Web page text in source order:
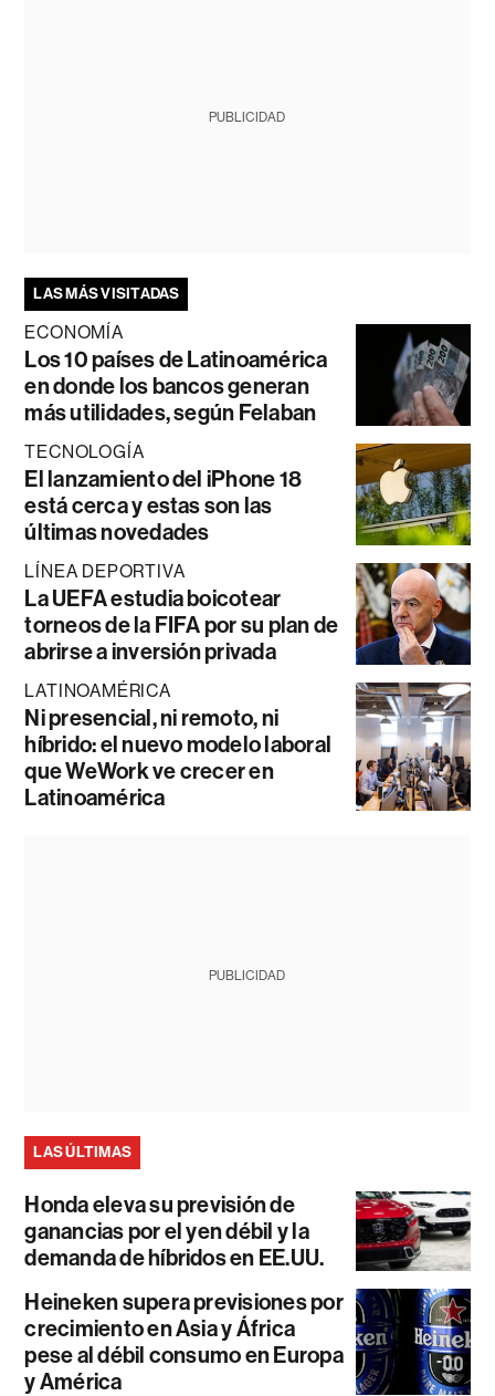
PUBLICIDAD
LAS MÁS VISITADAS
ECONOMÍA
Los 10 países de Latinoamérica
en donde los bancos generan
más utilidades, según Felaban
TECNOLOGÍA
El lanzamiento del iPhone 18
está cerca y estas son las
últimas novedades
LÍNEA DEPORTIVA
La UEFA estudia boicotear
torneos de la FIFA por su plan de
abrirse a inversión privada
LATINOAMÉRICA
Ni presencial, ni remoto, ni
híbrido: el nuevo modelo laboral
que WeWork ve crecer en
Latinoamérica
PUBLICIDAD
LAS ÚLTIMAS
Honda eleva su previsión de
ganancias por el yen débil y la
demanda de híbridos en EE.UU.
Heineken supera previsiones por
crecimiento en Asia y África
pese al débil consumo en Europa
y América